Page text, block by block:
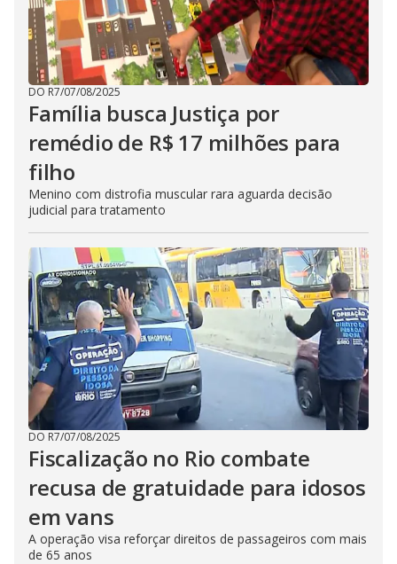
DO R7/07/08/2025
Família busca Justiça por
remédio de R$ 17 milhões para
filho
Menino com distrofia muscular rara aguarda decisão
judicial para tratamento
DO R7/07/08/2025
Fiscalização no Rio combate
recusa de gratuidade para idosos
em vans
A operação visa reforçar direitos de passageiros com mais
de 65 anos